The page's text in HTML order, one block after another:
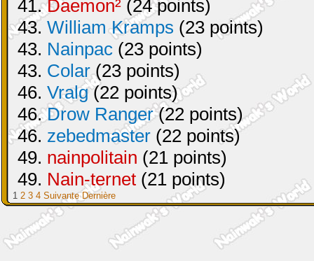
41.Daemon² (24 points)
43. William Kramps (23 points)
43. Nainpac (23 points)
43. Colar(23 points)
46. Vralg(22 points)
46.Drow Ranger(22 points)
46. zebedmaster (22 points)
49. nainpolitain (21 points)
49. Nain-ternet (21 points)
1 2 3 4 Suivante Dernière